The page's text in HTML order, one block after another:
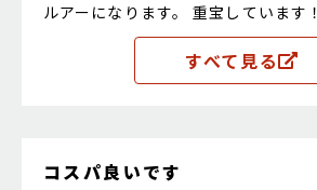
ルアーになります。 重宝しています！
すべて見る
コスパ良いです